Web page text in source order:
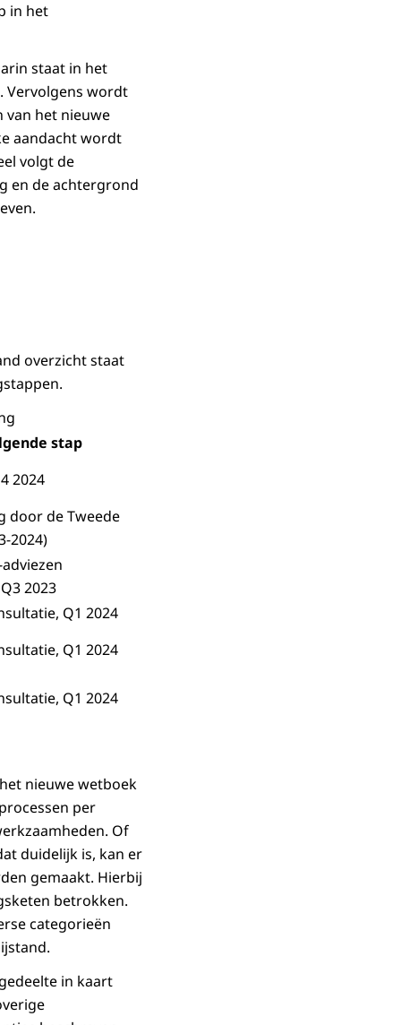
in het
staat in het
Vervolgens wordt
van het nieuwe
aandacht wordt
volgt de
en de achtergrond
overzicht staat
stap
2024
door de Tweede
2024)
2023
Q1 2024
Q1 2024
Q1 2024
nieuwe wetboek
per
Of
duidelijk is, kan er
gemaakt. Hierbij
betrokken.
categorieën
in kaart